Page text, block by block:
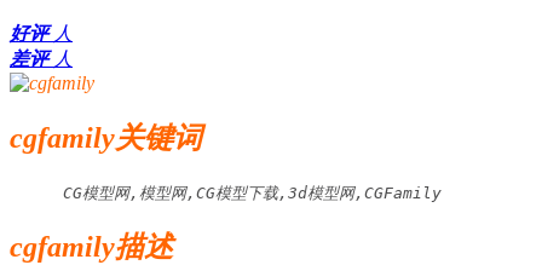
好评 人
差评 人
cgfamily关键词
CG模型网,模型网,CG模型下载,3d模型网,CGFamily
cgfamily描述